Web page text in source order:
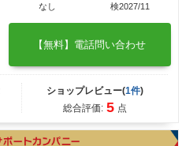
なし
検2027/11
【無料】電話問い合わせ
ショップレビュー(1件)
総合評価: 5 点